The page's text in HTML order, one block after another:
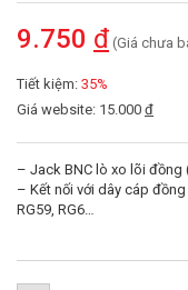
9.750 đ (Giá chưa
Tiết kiệm: 35%
Giá website: 15.000 đ
– Jack BNC lò xo lõi đồng
– Kết nối với dây cáp
RG59, RG6…